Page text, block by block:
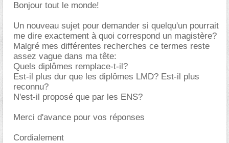
Bonjour tout le monde!
Un nouveau sujet pour demander si quelqu'un pourrait
me dire exactement à quoi correspond un magistère?
Malgré mes différentes recherches ce termes reste
assez vague dans ma tête:
Quels diplômes remplace-t-il?
Est-il plus dur que les diplômes LMD? Est-il plus
reconnu?
N'est-il proposé que par les ENS?
Merci d'avance pour vos réponses
Cordialement